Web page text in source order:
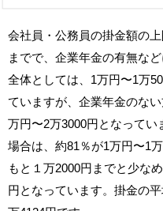
会社員・公務員の掛金額の
までで、企業年金の有無など
全体としては、1万円〜1万
ていますが、企業年金のな
万円〜2万3000円となって
場合は、約81％が1万円〜1
もと１万2000円までと少な
円となっています。掛金の